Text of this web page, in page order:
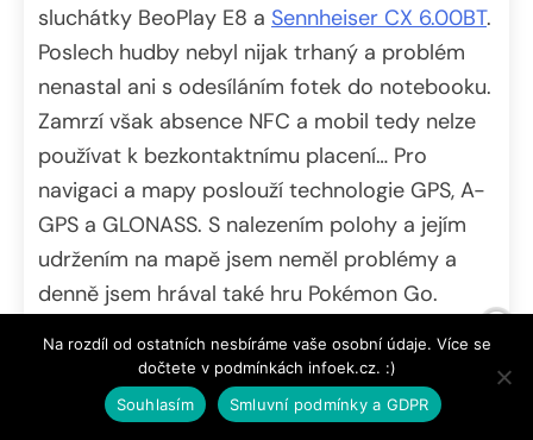
sluchátky BeoPlay E8 a Sennheiser CX 6.00BT.
Poslech hudby nebyl nijak trhaný a problém
nenastal ani s odesíláním fotek do notebooku.
Zamrzí však absence NFC a mobil tedy nelze
používat k bezkontaktnímu placení… Pro
navigaci a mapy poslouží technologie GPS, A-
GPS a GLONASS. S nalezením polohy a jejím
udržením na mapě jsem neměl problémy a
denně jsem hrával také hru Pokémon Go.
Na rozdíl od ostatních nesbíráme vaše osobní údaje. Více se
dočtete v podmínkách infoek.cz. :)
Souhlasím
Smluvní podmínky a GDPR